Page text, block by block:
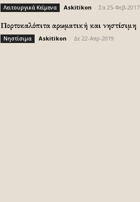
Λειτουργικά Κείμενα Askitikon Σα 25-Φεβ-2017
Πορτοκαλόπιτα αρωματική και νηστίσιμη
Νηστίσιμα Askitikon Δε 22-Απρ-2019